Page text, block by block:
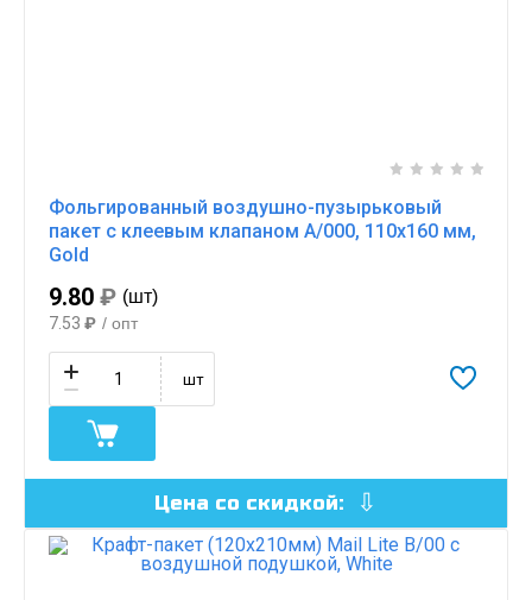
Фольгированный воздушно-пузырьковый
пакет с клеевым клапаном A/000, 110х160 мм,
Gold
9.80 ₽ (шт)
7.53 ₽ / опт
шт
Цена со скидкой: